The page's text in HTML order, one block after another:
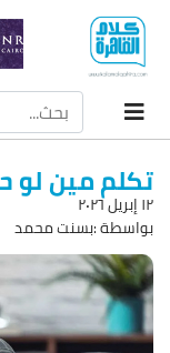
تكلم مين
۱۲ إبريل ۲۰۲٦
بواسطة :بسنت محمد